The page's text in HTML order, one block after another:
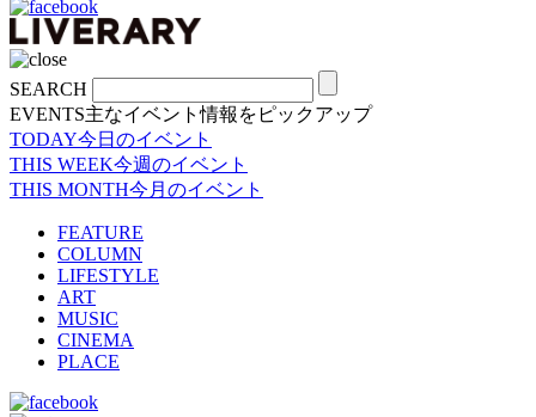
SEARCH
EVENTS主なイベント情報をピックアップ
TODAY今日のイベント
THIS WEEK今週のイベント
THIS MONTH今月のイベント
FEATURE
COLUMN
LIFESTYLE
ART
MUSIC
CINEMA
PLACE